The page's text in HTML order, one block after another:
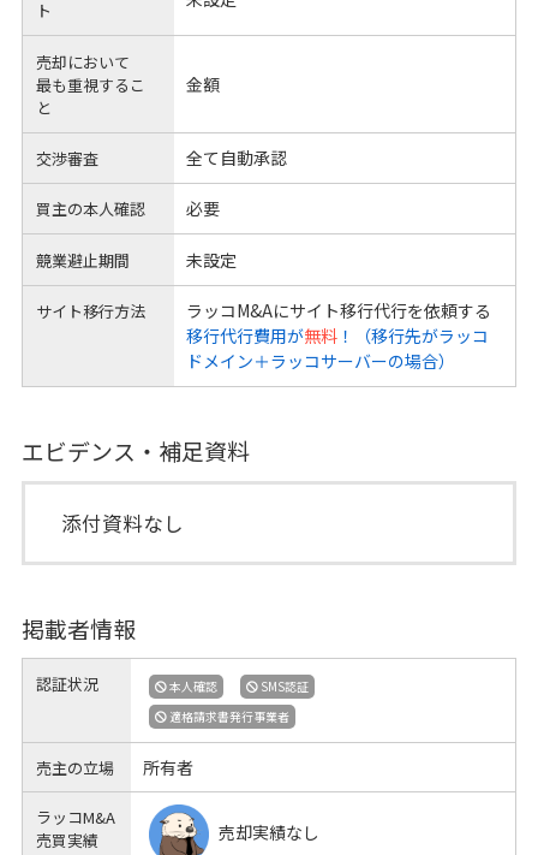
ト
売却において
最も重視するこ
と
金額
交渉審査 全て自動承認
買主の本人確認 必要
競業避止期間 未設定
サイト移行方法
ラッコM&Aにサイト移行代行を依頼する
移行代行費用が無料！（移行先がラッコ
ドメイン＋ラッコサーバーの場合）
エビデンス・補足資料
添付資料なし
掲載者情報
認証状況 本人確認
SMS認証
適格請求書発行事業者
売主の立場 所有者
ラッコM&A
売買実績
売却実績なし